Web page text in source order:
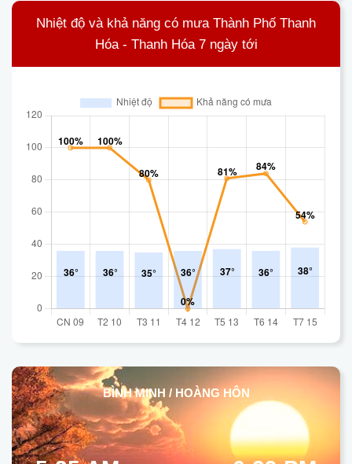
Nhiệt độ và khả năng có mưa Thành Phố Thanh
Hóa - Thanh Hóa 7 ngày tới
BÌNH MINH / HOÀNG HÔN